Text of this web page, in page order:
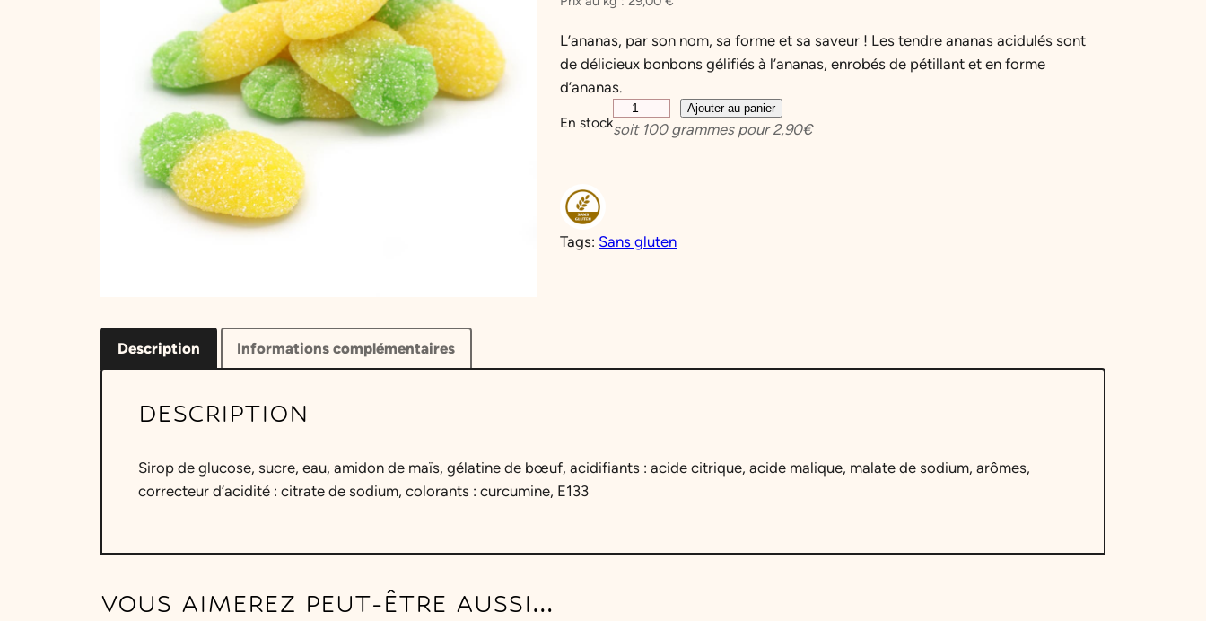
L’ananas, par son nom, sa forme et sa saveur ! Les tendre ananas acidulés sont
de délicieux bonbons gélifiés à l’ananas, enrobés de pétillant et en forme
d’ananas.
En stock
u
t
n
d
Ajouter au panier
soit 100grammes pour2,90€
Tags: Sans gluten
Description Informations complémentaires
DESCRIPTION
Sirop de glucose, sucre, eau, amidon de maïs, gélatine de bœuf, acidifiants : acide citrique, acide malique, malate de sodium, arômes,
correcteur d’acidité : citrate de sodium, colorants : curcumine, E133
VOUS AIMEREZ PEUT-ÊTRE AUSSI…